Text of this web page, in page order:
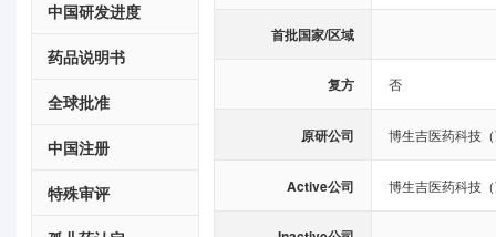
中国研发进度
药品说明书
全球批准
中国注册
特殊审评
首批国家/区域
复方 否
原研公司 博生吉医药科技
Active公司 博生吉医药科技